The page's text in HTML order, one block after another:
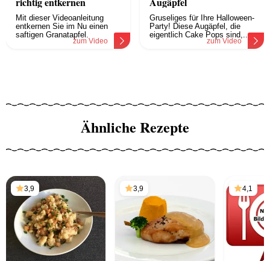
Mit dieser Videoanleitung
entkernen Sie im Nu einen
saftigen Granatapfel.
zum Video
Gruseliges für Ihre Halloween-
Party! Diese Augäpfel, die
eigentlich Cake Pops sind,...
zum Video
Ähnliche Rezepte
3,9 3,9 4,1